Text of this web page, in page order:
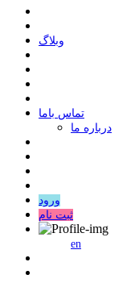
وبلاگ
ﺗﻤﺎﺱ ﺑﺎﻣﺎ
درباره ما
ورود
ثبت نام
en